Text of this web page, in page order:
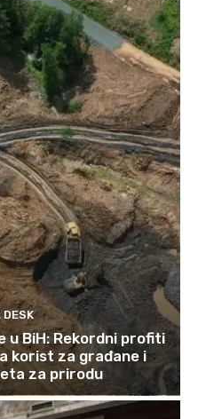
DESK
u BiH: Rekordni profiti
korist za građane i
za prirodu